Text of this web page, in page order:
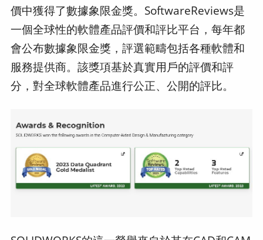
價中獲得了數據象限金獎。SoftwareReviews是
一個全球性的軟體產品評價和評比平台，每年都
會公布數據象限金獎，評選範疇包括各種軟體和
服務提供商。該獎項基於真實用戶的評價和評
分，對全球軟體產品進行公正、公開的評比。